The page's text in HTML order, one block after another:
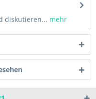
diskutieren... mehr